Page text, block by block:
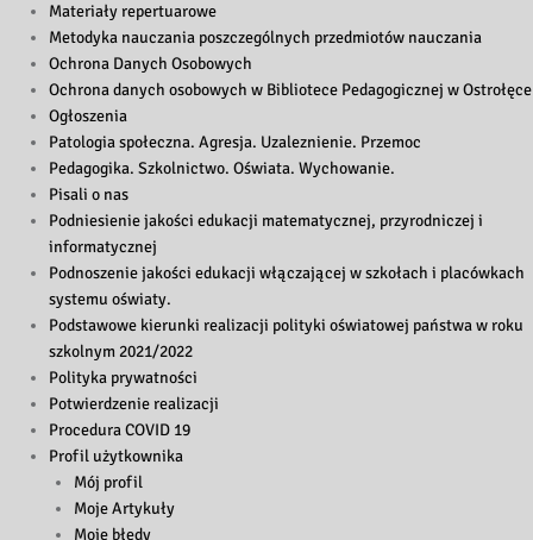
Materiały repertuarowe
Metodyka nauczania poszczególnych przedmiotów nauczania
Ochrona Danych Osobowych
Ochrona danych osobowych w Bibliotece Pedagogicznej w Ostrołęce
Ogłoszenia
Patologia społeczna. Agresja. Uzaleznienie. Przemoc
Pedagogika. Szkolnictwo. Oświata. Wychowanie.
Pisali o nas
Podniesienie jakości edukacji matematycznej, przyrodniczej i
informatycznej
Podnoszenie jakości edukacji włączającej w szkołach i placówkach
systemu oświaty.
Podstawowe kierunki realizacji polityki oświatowej państwa w roku
szkolnym 2021/2022
Polityka prywatności
Potwierdzenie realizacji
Procedura COVID 19
Profil użytkownika
Mój profil
Moje Artykuły
Moje błędy